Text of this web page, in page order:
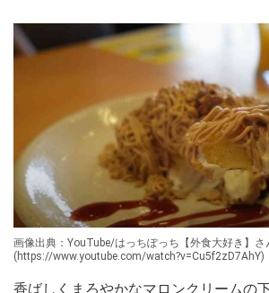
画像出典：YouTube/はっちぽっち【外食大好き】さ
(https://www.youtube.com/watch?v=Cu5f2zD7AhY)
香ばしくまろやかなマロンクリームの